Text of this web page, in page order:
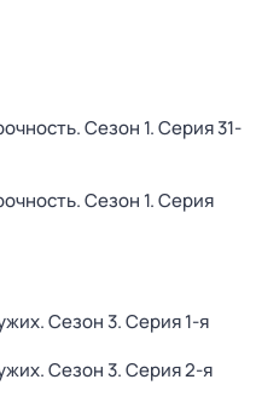
. Сезон 1. Серия 31-
. Сезон 1. Серия
. Сезон 3. Серия 1-я
. Сезон 3. Серия 2-я